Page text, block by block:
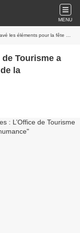
MENU
pour la fête de la transhumance
Tourisme a
la